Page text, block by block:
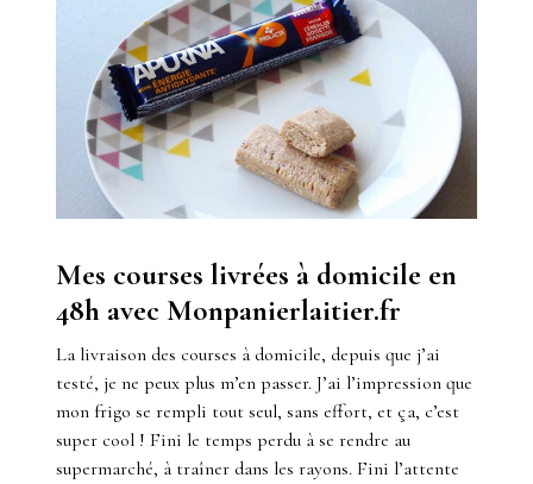
Mes courses livrées à domicile en
48h avec Monpanierlaitier.fr
La livraison des courses à domicile, depuis que j’ai
testé, je ne peux plus m’en passer. J’ai l’impression que
mon frigo se rempli tout seul, sans effort, et ça, c’est
super cool ! Fini le temps perdu à se rendre au
supermarché, à traîner dans les rayons. Fini l’attente